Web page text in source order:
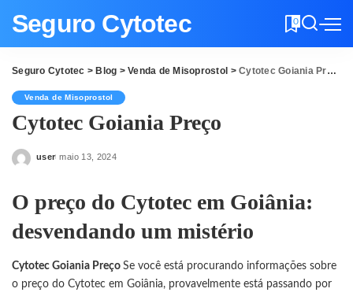
Seguro Cytotec 0
Seguro Cytotec > Blog >Venda de Misoprostol >Cytotec Goiania Preço
Venda de Misoprostol
Cytotec Goiania Preço
Posted
user maio 13, 2024
O preço do Cytotec em Goiânia:
desvendando um mistério
Cytotec Goiania Preço Se você está procurando informações sobre
o preço do Cytotec em Goiânia, provavelmente está passando por